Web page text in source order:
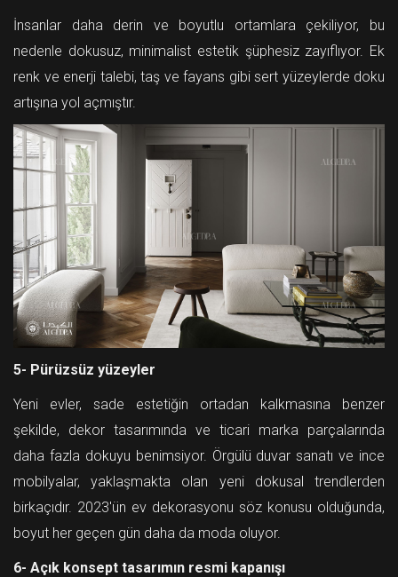
İnsanlar daha derin ve boyutlu ortamlara çekiliyor, bu
nedenle dokusuz, minimalist estetik şüphesiz zayıflıyor. Ek
renk ve enerji talebi, taş ve fayans gibi sert yüzeylerde doku
artışına yol açmıştır.
5- Pürüzsüz yüzeyler
Yeni evler, sade estetiğin ortadan kalkmasına benzer
şekilde, dekor tasarımında ve ticari marka parçalarında
daha fazla dokuyu benimsiyor. Örgülü duvar sanatı ve ince
mobilyalar, yaklaşmakta olan yeni dokusal trendlerden
birkaçıdır. 2023'ün ev dekorasyonu söz konusu olduğunda,
boyut her geçen gün daha da moda oluyor.
6- Açık konsept tasarımın resmi kapanışı